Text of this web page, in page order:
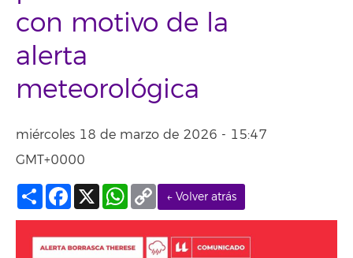
con motivo de la
alerta
meteorológica
miércoles 18 de marzo de 2026 - 15:47
GMT+0000
← Volver atrás
Compartir
Facebook
X WhatsApp
Copy
Link